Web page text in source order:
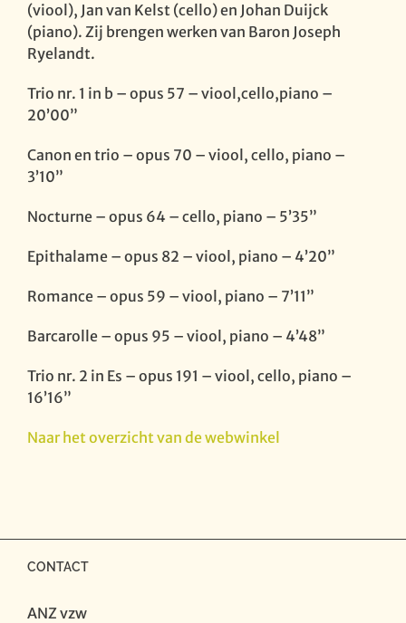
(viool), Jan van Kelst (cello) en Johan Duijck
(piano). Zij brengen werken van Baron Joseph
Ryelandt.
Trio nr. 1 in b – opus 57 – viool,cello,piano –
20’00”
Canon en trio – opus 70 – viool, cello, piano –
3’10”
Nocturne – opus 64 – cello, piano – 5’35”
Epithalame – opus 82 – viool, piano – 4’20”
Romance – opus 59 – viool, piano – 7’11”
Barcarolle – opus 95 – viool, piano – 4’48”
Trio nr. 2 in Es – opus 191 – viool, cello, piano –
16’16”
Naar het overzicht van de webwinkel
CONTACT
ANZ vzw